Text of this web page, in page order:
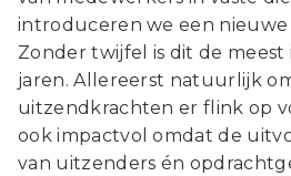
introduceren we een
Zonder twijfel is dit de meest
jaren. Allereerst natuurlijk
uitzendkrachten er flink op
ook impactvol omdat de
van uitzenders én